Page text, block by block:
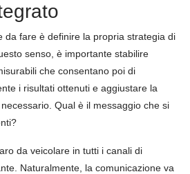
da fare è definire la propria strategia di
senso, è importante stabilire
che consentano poi di
i risultati ottenuti e aggiustare la
Qual è il messaggio che si
da veicolare in tutti i canali di
Naturalmente, la comunicazione va